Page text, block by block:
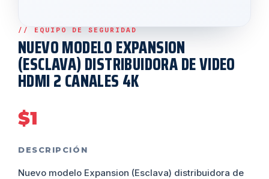
NUEVO MODELO EXPANSION
(ESCLAVA) DISTRIBUIDORA DE VIDEO
HDMI 2 CANALES 4K
$1
DESCRIPCIÓN
Nuevo modelo Expansion (Esclava) distribuidora de